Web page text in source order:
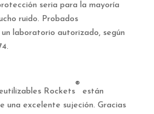
seria para la mayoría
ruido. Probados
laboratorio autorizado, según
Rockets
®
están
una excelente sujeción. Gracias